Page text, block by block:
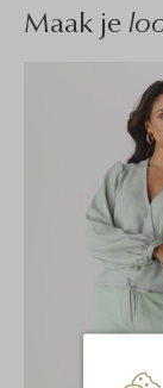
Maak je